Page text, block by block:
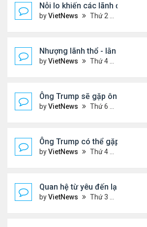
Nỗi lo khiến các lãnh đạo
byVietNews Thứ 2 Tháng 8 18, 2025 4:12 pm
Nhượng lãnh thổ - lằn ranh
byVietNews Thứ 4 Tháng 8 13, 2025 5:23 pm
Ông Trump sẽ gặp ông Putin
byVietNews Thứ 6 Tháng 8 08, 2025 5:03 pm
Ông Trump có thể gặp ông
byVietNews Thứ 4 Tháng 8 06, 2025 4:29 pm
Quan hệ từ yêu đến lạnh
byVietNews Thứ 3 Tháng 8 05, 2025 4:59 pm